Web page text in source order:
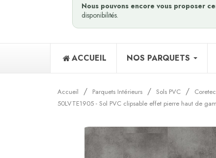
Nous pouvons encore vous proposer
disponibilités.
ACCUEIL NOS PARQUETS
Accueil Parquets Intérieurs Sols PVC
50LVTE1905 - Sol PVC clipsable effet pierre haut de